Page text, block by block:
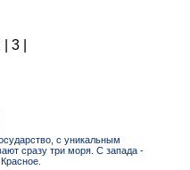
3
с уникальным
сразу три моря. С запада -